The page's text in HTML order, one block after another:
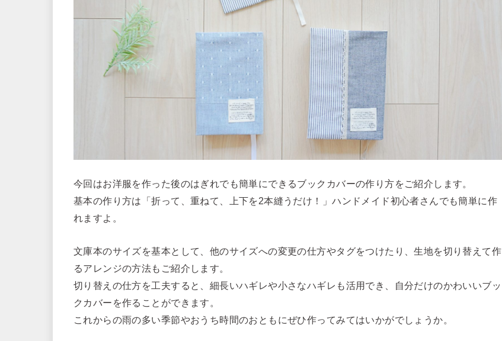
今回はお洋服を作った後のはぎれでも簡単にできるブックカバーの作り方をご紹介します。
基本の作り方は「折って、重ねて、上下を2本縫うだけ！」ハンドメイド初心者さんでも簡単に作
れますよ。
文庫本のサイズを基本として、他のサイズへの変更の仕方やタグをつけたり、生地を切り替えて作
るアレンジの方法もご紹介します。
切り替えの仕方を工夫すると、細長いハギレや小さなハギレも活用でき、自分だけのかわいいブッ
クカバーを作ることができます。
これからの雨の多い季節やおうち時間のおともにぜひ作ってみてはいかがでしょうか。